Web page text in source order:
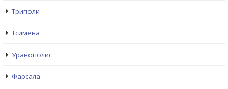
Триполи
Тсимена
Уранополис
Фарсала